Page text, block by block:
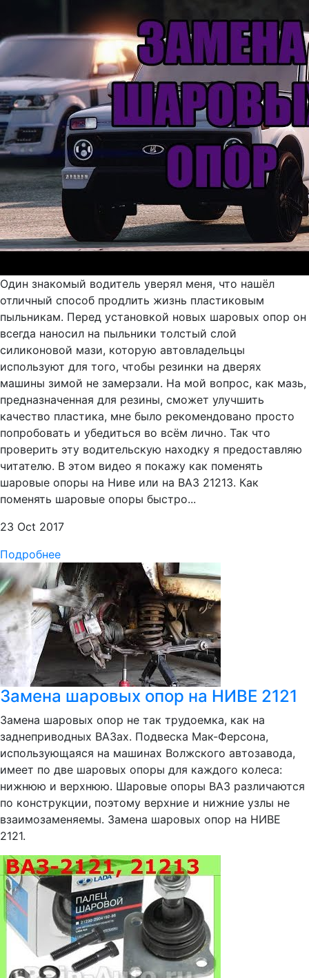
Один знакомый водитель уверял меня, что нашёл
отличный способ продлить жизнь пластиковым
пыльникам. Перед установкой новых шаровых опор он
всегда наносил на пыльники толстый слой
силиконовой мази, которую автовладельцы
используют для того, чтобы резинки на дверях
машины зимой не замерзали. На мой вопрос, как мазь,
предназначенная для резины, сможет улучшить
качество пластика, мне было рекомендовано просто
попробовать и убедиться во всём лично. Так что
проверить эту водительскую находку я предоставляю
читателю. В этом видео я покажу как поменять
шаровые опоры на Ниве или на ВАЗ 21213. Как
поменять шаровые опоры быстро...
23 Oct 2017
Подробнее
Замена шаровых опор на НИВЕ 2121
Замена шаровых опор не так трудоемка, как на
заднеприводных ВАЗах. Подвеска Мак-Ферсона,
использующаяся на машинах Волжского автозавода,
имеет по две шаровых опоры для каждого колеса:
нижнюю и верхнюю. Шаровые опоры ВАЗ различаются
по конструкции, поэтому верхние и нижние узлы не
взаимозаменяемы. Замена шаровых опор на НИВЕ
2121.